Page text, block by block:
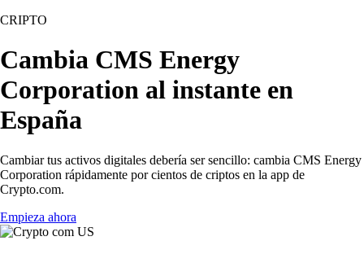
CRIPTO
Cambia CMS Energy
Corporation al instante en
España
Cambiar tus activos digitales debería ser sencillo: cambia CMS Energy
Corporation rápidamente por cientos de criptos en la app de
Crypto.com.
Empieza ahora